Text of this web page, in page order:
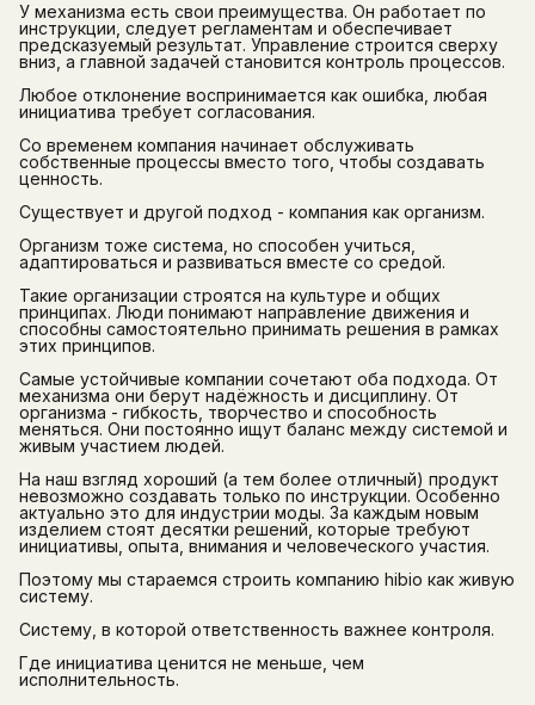
У механизма есть свои преимущества. Он работает по
инструкции, следует регламентам и обеспечивает
предсказуемый результат. Управление строится сверху
вниз, а главной задачей становится контроль процессов.
Любое отклонение воспринимается как ошибка, любая
инициатива требует согласования.
Со временем компания начинает обслуживать
собственные процессы вместо того, чтобы создавать
ценность.
Существует и другой подход - компания как организм.
Организм тоже система, но способен учиться,
адаптироваться и развиваться вместе со средой.
Такие организации строятся на культуре и общих
принципах. Люди понимают направление движения и
способны самостоятельно принимать решения в рамках
этих принципов.
Самые устойчивые компании сочетают оба подхода. От
механизма они берут надёжность и дисциплину. От
организма - гибкость, творчество и способность
меняться. Они постоянно ищут баланс между системой и
живым участием людей.
На наш взгляд хороший (а тем более отличный) продукт
невозможно создавать только по инструкции. Особенно
актуально это для индустрии моды. За каждым новым
изделием стоят десятки решений, которые требуют
инициативы, опыта, внимания и человеческого участия.
Поэтому мы стараемся строить компанию hibio как живую
систему.
Систему, в которой ответственность важнее контроля.
Где инициатива ценится не меньше, чем
исполнительность.